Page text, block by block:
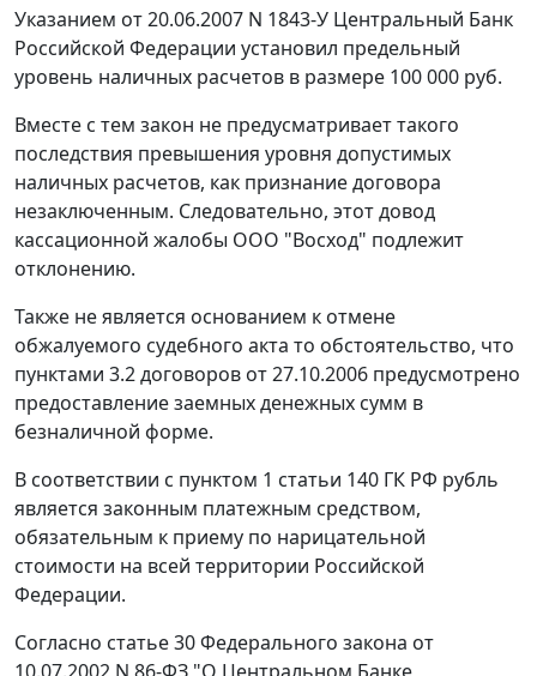
Указанием от 20.06.2007 N 1843-У Центральный Банк
Российской Федерации установил предельный
уровень наличных расчетов в размере 100 000 руб.
Вместе с тем закон не предусматривает такого
последствия превышения уровня допустимых
наличных расчетов, как признание договора
незаключенным. Следовательно, этот довод
кассационной жалобы ООО "Восход" подлежит
отклонению.
Также не является основанием к отмене
обжалуемого судебного акта то обстоятельство, что
пунктами 3.2 договоров от 27.10.2006 предусмотрено
предоставление заемных денежных сумм в
безналичной форме.
В соответствии с пунктом 1 статьи 140 ГК РФ рубль
является законным платежным средством,
обязательным к приему по нарицательной
стоимости на всей территории Российской
Федерации.
Согласно статье 30Федерального закона от